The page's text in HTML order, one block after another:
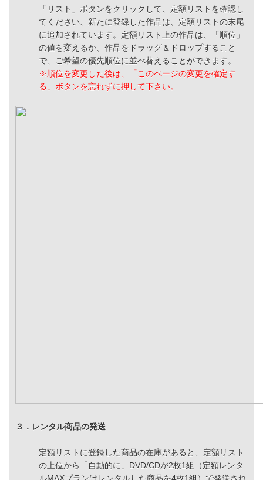
「リスト」ボタンをクリックして、定額リストを確認し
てください、新たに登録した作品は、定額リストの末尾
に追加されています。定額リスト上の作品は、「順位」
の値を変えるか、作品をドラッグ＆ドロップすること
で、ご希望の優先順位に並べ替えることができます。
※順位を変更した後は、「このページの変更を確定す
る」ボタンを忘れずに押して下さい。
３．レンタル商品の発送
定額リストに登録した商品の在庫があると、定額リスト
の上位から「自動的に」DVD/CDが2枚1組（定額レンタ